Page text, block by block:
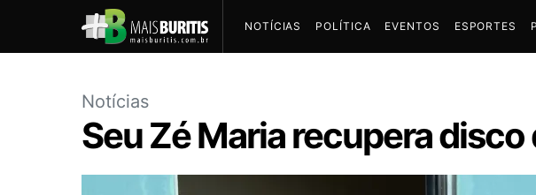
NOTÍCIAS POLÍTICA EVENTOS ESPORTES
Notícias
Seu Zé Maria recupera